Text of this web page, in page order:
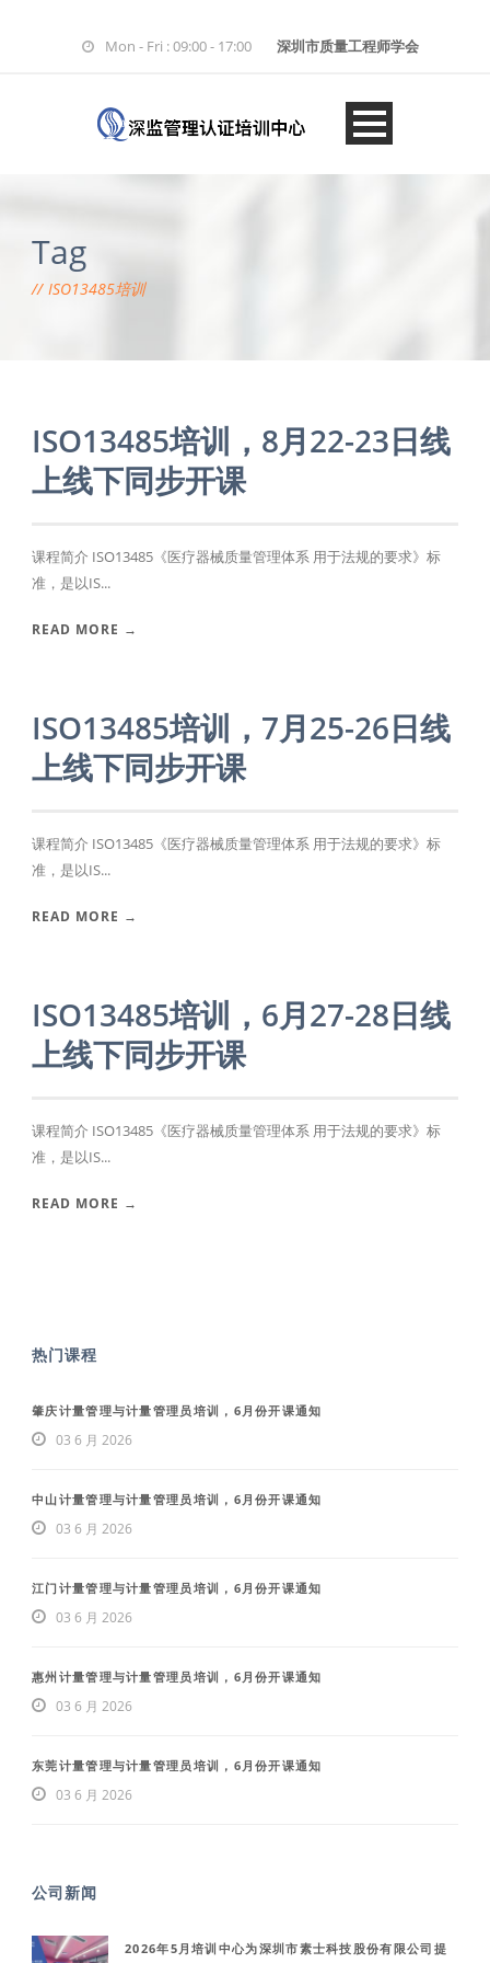
Mon - Fri : 09:00 - 17:00 深圳市质量工程师学会
Tag
ISO13485培训
ISO13485培训，8月22-23日线
上线下同步开课
课程简介 ISO13485《医疗器械质量管理体系 用于法规的要求》标
准，是以IS...
READ MORE →
ISO13485培训，7月25-26日线
上线下同步开课
课程简介 ISO13485《医疗器械质量管理体系 用于法规的要求》标
准，是以IS...
READ MORE →
ISO13485培训，6月27-28日线
上线下同步开课
课程简介 ISO13485《医疗器械质量管理体系 用于法规的要求》标
准，是以IS...
READ MORE →
热门课程
肇庆计量管理与计量管理员培训，6月份开课通知
03 6 月 2026
中山计量管理与计量管理员培训，6月份开课通知
03 6 月 2026
江门计量管理与计量管理员培训，6月份开课通知
03 6 月 2026
惠州计量管理与计量管理员培训，6月份开课通知
03 6 月 2026
东莞计量管理与计量管理员培训，6月份开课通知
03 6 月 2026
公司新闻
2026年5月培训中心为深圳市素士科技股份有限公司提